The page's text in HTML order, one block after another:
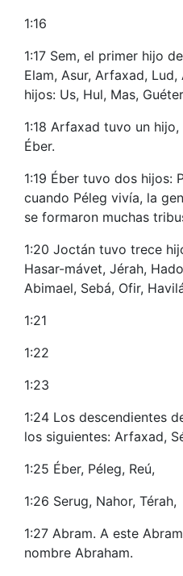
1:16
1:17 Sem, el primer hijo
Elam, Asur, Arfaxad,
hijos: Us, Hul, Mas,
1:18 Arfaxad tuvo un
Éber.
1:19 Éber tuvo dos hijos:
cuando Péleg vivía, la
se formaron muchas
1:20 Joctán tuvo trece
Hasar-mávet, Jérah,
Abimael, Sebá, Ofir,
1:21
1:22
1:23
1:24 Los descendientes
los siguientes: Arfaxad,
1:25 Éber, Péleg, Reú,
1:26 Serug, Nahor, Térah,
1:27 Abram. A este
nombre Abraham.